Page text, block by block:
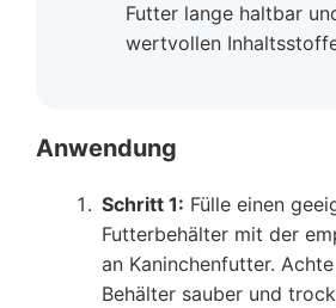
Futter lange haltbar
wertvollen
Anwendung
Schritt 1: Fülle einen
Futterbehälter mit der
an Kaninchenfutter.
Behälter sauber und